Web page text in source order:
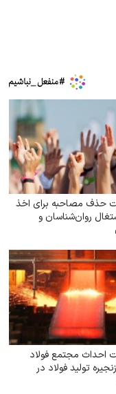
حذف مصاحبه برای اخذ
روان‌شناسان و
احداث مجتمع فولاد
تولید فولاد در